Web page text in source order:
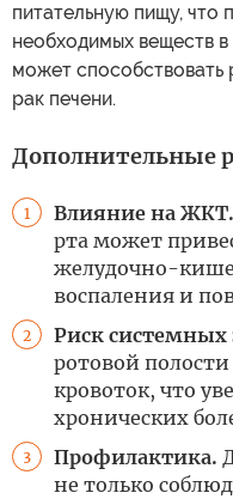
питательную пищу, что
необходимых веществ
может способствовать
рак печени.
Дополнительные
1 Влияние на ЖКТ.
рта может
желудочно-
воспаления и
2 Риск системных
ротовой
кровоток, что
хронических
3 Профилактика.
не только